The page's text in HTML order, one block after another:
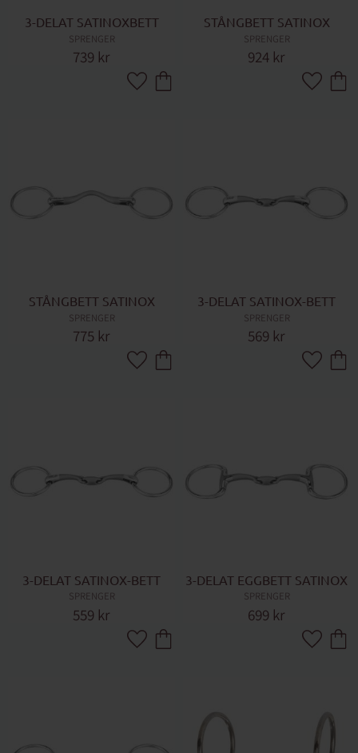
3-DELAT SATINOXBETT
SPRENGER
739 kr
Lägg till i favoriter
STÅNGBETT SATINOX
SPRENGER
924 kr
Lägg till
STÅNGBETT SATINOX
SPRENGER
775 kr
Lägg till i favoriter
3-DELAT SATINOX-BETT
SPRENGER
569 kr
Lägg till
3-DELAT SATINOX-BETT
SPRENGER
559 kr
Lägg till i favoriter
3-DELAT EGGBETT SATINOX
SPRENGER
699 kr
Lägg till